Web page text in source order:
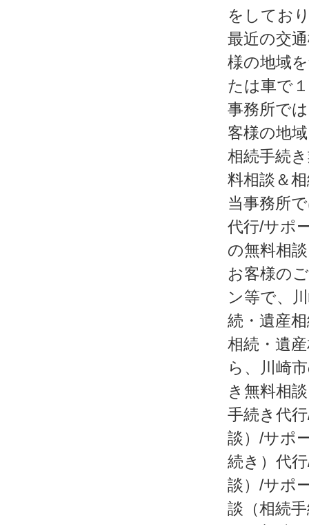
をしてお
最近の交
様の地域
たは車で
事務所で
客様の地
相続手続
料相談＆
当事務所
代行/サポ
の無料相
お客様の
ン等で、
続・遺産
相続・遺
ら、川崎
き無料相
手続き代
談）/サポ
続き）代
談）/サポ
談（相続